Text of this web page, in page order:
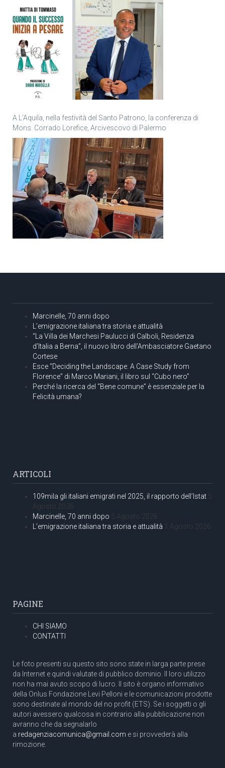
A L’Aquila, nella festività del Santo Patrono, la conferenza di
Mons. Corrado Lorefice, Arcivescovo di Palermo
Marcinelle, 70 anni dopo
L’emigrazione italiana tra storia e attualità
“La Villa dei Marchesi Paulucci di Calboli, Residenza
d’Italia a Berna”, il nuovo libro dell’Ambasciatore Gaetano
Cortese
Esce “Deciding the Landscape. A Case Study from
Florence” di Marco Mariani, il libro sul “Cubo nero”
Perché la ricerca del “Bene comune” è essenziale per la
Felicità umana?
ARTICOLI
109mila gli italiani emigrati nel 2025, il rapporto dell’Istat 5
Agosto 2026
Marcinelle, 70 anni dopo 5 Agosto 2026
L’emigrazione italiana tra storia e attualità 1 Agosto 2026
PAGINE
CHI SIAMO
CONTATTI
Le foto presenti su questo sito sono state in larga parte prese
da Internet e quindi valutate di pubblico dominio. Il loro utilizzo
non ha mai avuto scopo di lucro. Il sito è organo informativo
della Onlus Fondazione Levi Pelloni e le comunicazioni prodotte
sono destinate al mondo del no profit (ETS). Se i soggetti o gli
autori avessero qualcosa in contrario alla pubblicazione non
avranno che da segnalarlo
a redagenziacomunica@gmail.com e si provvederà alla
rimozione.